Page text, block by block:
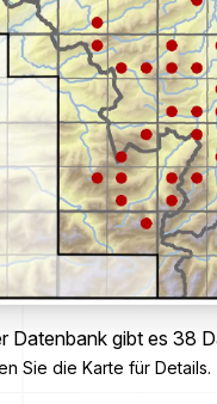
Datenbank gibt es 38
Sie die Karte für Details.